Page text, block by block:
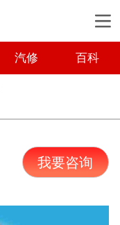
汽修 百科
我要咨询